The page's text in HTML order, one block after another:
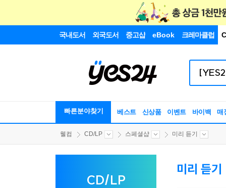
국내도서 외국도서 중고샵 eBook 크레마클럽
빠른분야찾기 베스트 신상품 이벤트 바이백 매
웰컴 CD/LP 스페셜샵 미리 듣기
CD/LP
미리 듣기